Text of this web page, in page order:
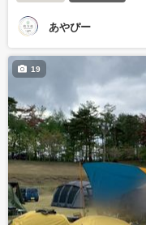
あやぴー
19